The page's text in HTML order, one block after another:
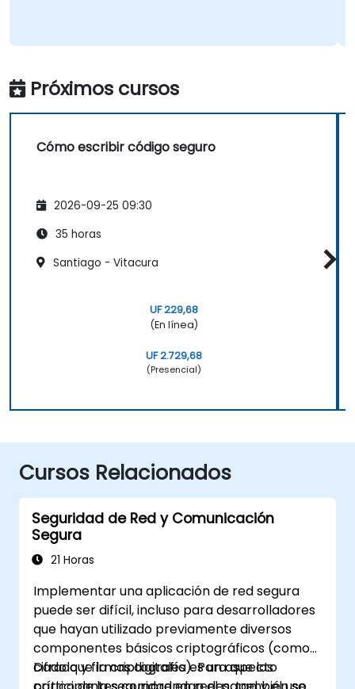
Próximos cursos
Cómo escribir código seguro
2026-09-25 09:30
35 horas
Santiago - Vitacura
UF 229,68
(En línea)
UF 2.729,68
(Presencial)
Cursos Relacionados
Seguridad de Red y Comunicación
Segura
21 Horas
Implementar una aplicación de red segura
puede ser difícil, incluso para desarrolladores
que hayan utilizado previamente diversos
componentes básicos criptográficos (como
cifrado y firmas digitales). Para que los
Dado que la criptografía es un aspecto